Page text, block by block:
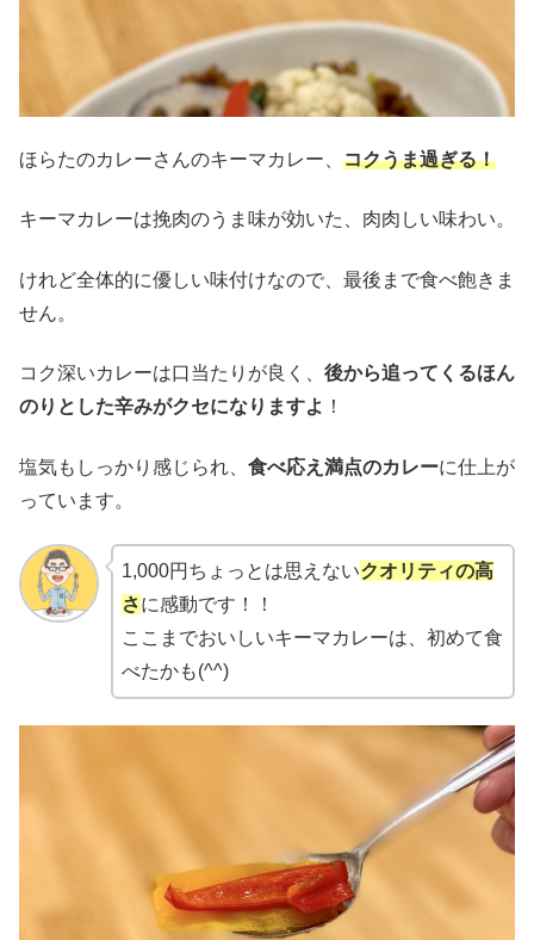
ほらたのカレーさんのキーマカレー、 コクうま過ぎる！
キーマカレーは挽肉のうま味が効いた、肉肉しい味わい。
けれど全体的に優しい味付けなので、最後まで食べ飽きま
せん。
コク深いカレーは口当たりが良く、 後から追ってくるほん
のりとした辛みがクセになりますよ ！
塩気もしっかり感じられ、 食べ応え満点のカレーに仕上が
っています。
1,000円ちょっとは思えないクオリティの高
さに感動です！！
ここまでおいしいキーマカレーは、初めて食
べたかも(^^)